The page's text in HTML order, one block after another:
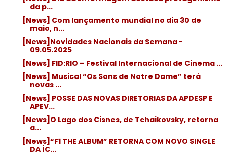
da p...
[News] Com lançamento mundial no dia 30 de
maio, n...
[News]Novidades Nacionais da Semana -
09.05.2025
[News] FID:RIO – Festival Internacional de Cinema ...
[News] Musical “Os Sons de Notre Dame” terá
novas ...
[News] POSSE DAS NOVAS DIRETORIAS DA APDESP E
APEV...
[News]O Lago dos Cisnes, de Tchaikovsky, retorna
a...
[News]“F1 THE ALBUM” RETORNA COM NOVO SINGLE
DA ÍC...